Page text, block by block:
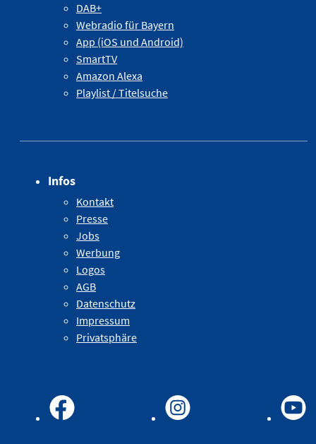
DAB+
Webradio für Bayern
App (iOS und Android)
SmartTV
Amazon Alexa
Playlist / Titelsuche
Infos
Kontakt
Presse
Jobs
Werbung
Logos
AGB
Datenschutz
Impressum
Privatsphäre